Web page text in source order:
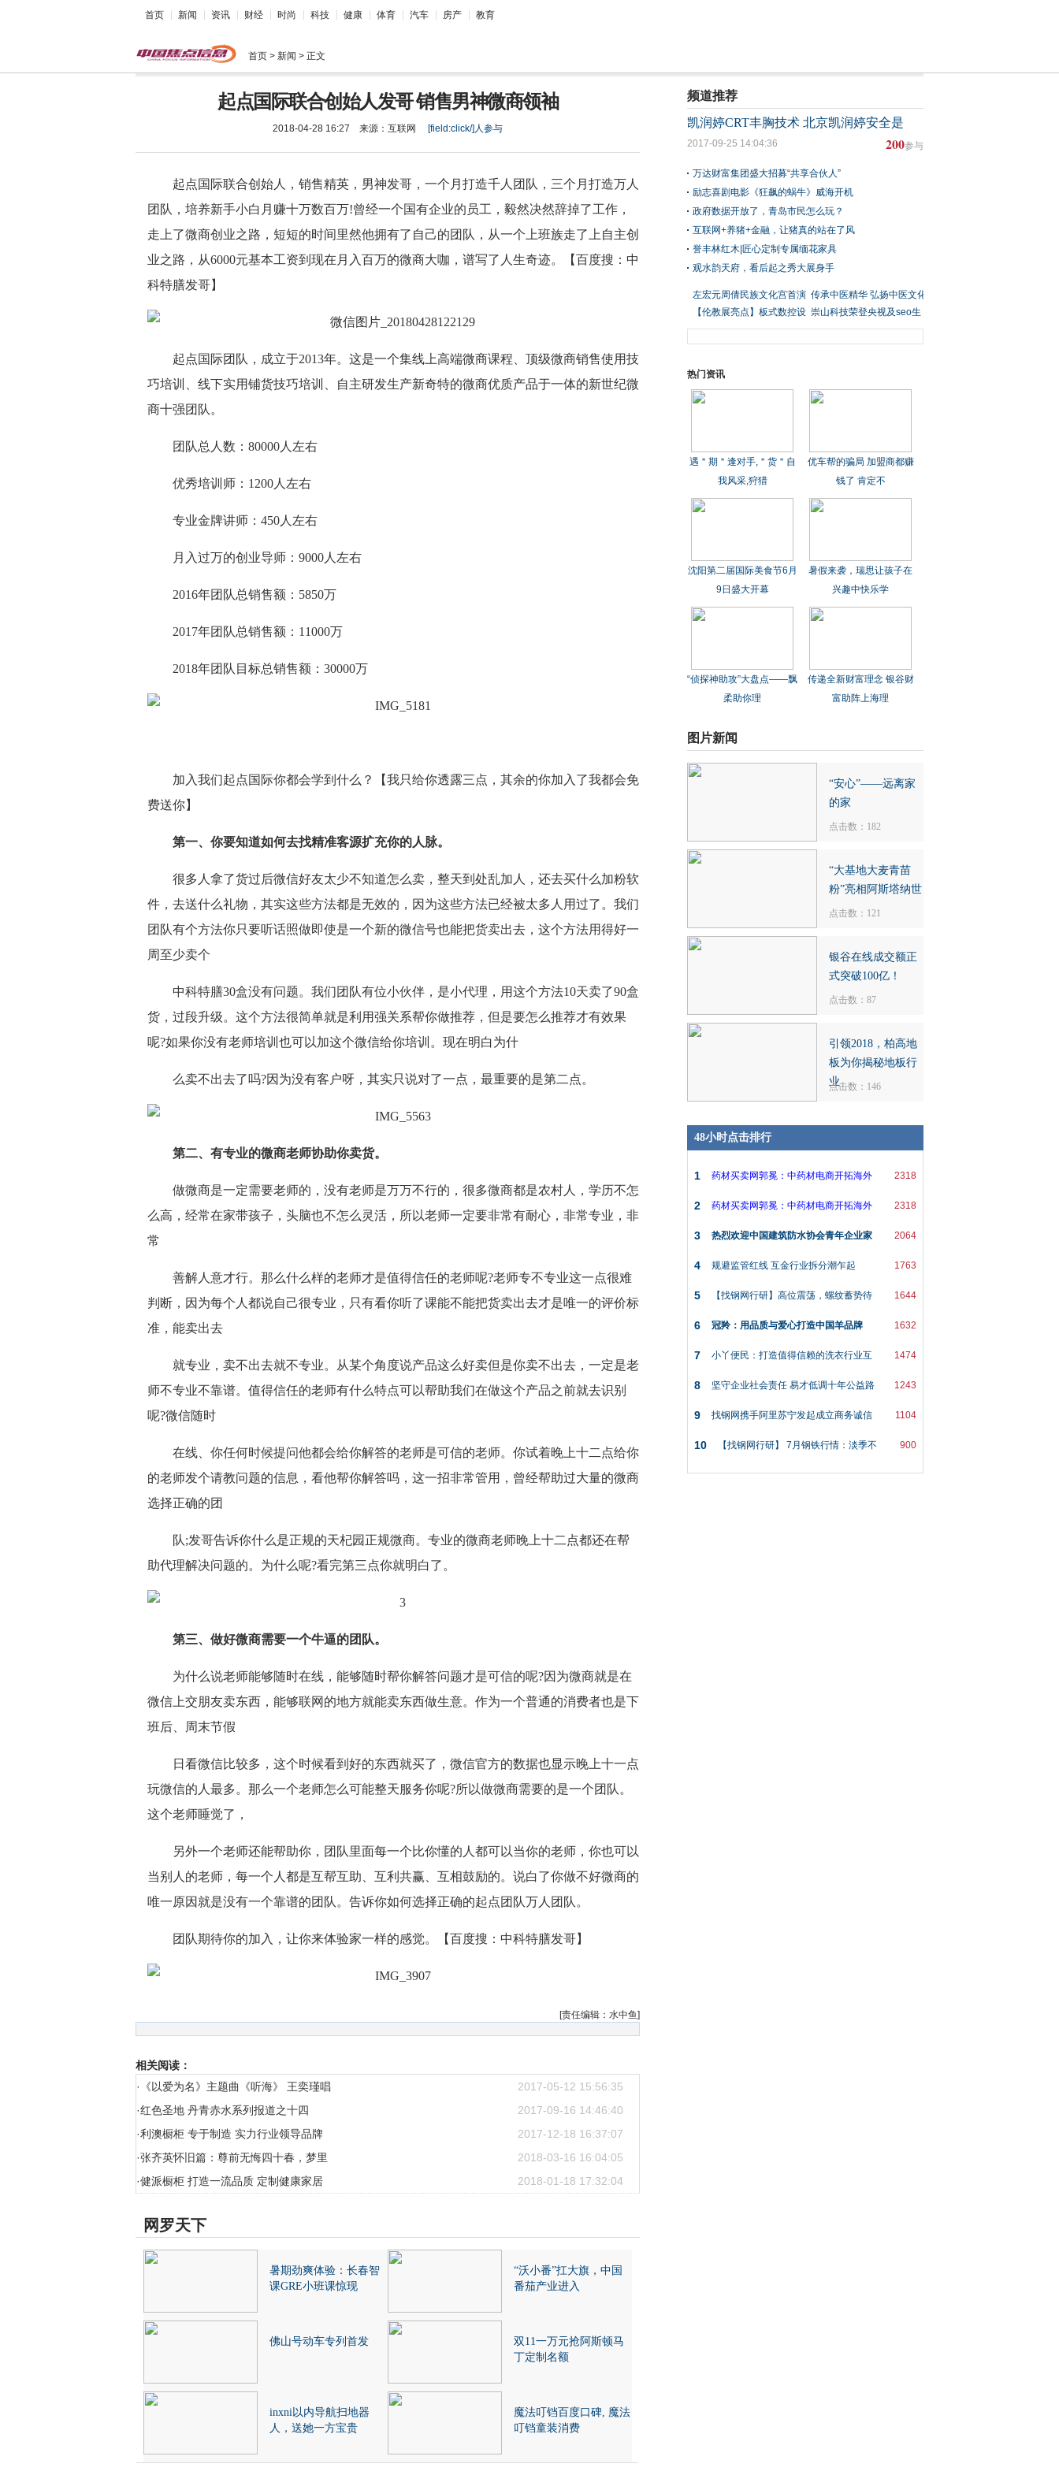
首页 新闻 资讯 财经 时尚 科技 健康 体育 汽车 房产 教育
首页 > 新闻 > 正文
起点国际联合创始人发哥 销售男神微商领袖
2018-04-28 16:27 来源： 互联网 [field:click/] 人参与
起点国际联合创始人，销售精英，男神发哥，一个月打造千人团队，三个月打造万人
团队，培养新手小白月赚十万数百万!曾经一个国有企业的员工，毅然决然辞掉了工作，
走上了微商创业之路，短短的时间里然他拥有了自己的团队，从一个上班族走了上自主创
业之路，从6000元基本工资到现在月入百万的微商大咖，谱写了人生奇迹。【百度搜：中
科特膳发哥】
起点国际团队，成立于2013年。这是一个集线上高端微商课程、顶级微商销售使用技
巧培训、线下实用铺货技巧培训、自主研发生产新奇特的微商优质产品于一体的新世纪微
商十强团队。
团队总人数：80000人左右
优秀培训师：1200人左右
专业金牌讲师：450人左右
月入过万的创业导师：9000人左右
2016年团队总销售额：5850万
2017年团队总销售额：11000万
2018年团队目标总销售额：30000万
加入我们起点国际你都会学到什么？【我只给你透露三点，其余的你加入了我都会免
费送你】
第一、你要知道如何去找精准客源扩充你的人脉。
很多人拿了货过后微信好友太少不知道怎么卖，整天到处乱加人，还去买什么加粉软
件，去送什么礼物，其实这些方法都是无效的，因为这些方法已经被太多人用过了。我们
团队有个方法你只要听话照做即使是一个新的微信号也能把货卖出去，这个方法用得好一
周至少卖个
中科特膳30盒没有问题。我们团队有位小伙伴，是小代理，用这个方法10天卖了90盒
货，过段升级。这个方法很简单就是利用强关系帮你做推荐，但是要怎么推荐才有效果
呢?如果你没有老师培训也可以加这个微信给你培训。现在明白为什
么卖不出去了吗?因为没有客户呀，其实只说对了一点，最重要的是第二点。
第二、有专业的微商老师协助你卖货。
做微商是一定需要老师的，没有老师是万万不行的，很多微商都是农村人，学历不怎
么高，经常在家带孩子，头脑也不怎么灵活，所以老师一定要非常有耐心，非常专业，非
常
善解人意才行。那么什么样的老师才是值得信任的老师呢?老师专不专业这一点很难
判断，因为每个人都说自己很专业，只有看你听了课能不能把货卖出去才是唯一的评价标
准，能卖出去
就专业，卖不出去就不专业。从某个角度说产品这么好卖但是你卖不出去，一定是老
师不专业不靠谱。值得信任的老师有什么特点可以帮助我们在做这个产品之前就去识别
呢?微信随时
在线、你任何时候提问他都会给你解答的老师是可信的老师。你试着晚上十二点给你
的老师发个请教问题的信息，看他帮你解答吗，这一招非常管用，曾经帮助过大量的微商
选择正确的团
队;发哥告诉你什么是正规的天杞园正规微商。专业的微商老师晚上十二点都还在帮
助代理解决问题的。为什么呢?看完第三点你就明白了。
第三、做好微商需要一个牛逼的团队。
为什么说老师能够随时在线，能够随时帮你解答问题才是可信的呢?因为微商就是在
微信上交朋友卖东西，能够联网的地方就能卖东西做生意。作为一个普通的消费者也是下
班后、周末节假
日看微信比较多，这个时候看到好的东西就买了，微信官方的数据也显示晚上十一点
玩微信的人最多。那么一个老师怎么可能整天服务你呢?所以做微商需要的是一个团队。
这个老师睡觉了，
另外一个老师还能帮助你，团队里面每一个比你懂的人都可以当你的老师，你也可以
当别人的老师，每一个人都是互帮互助、互利共赢、互相鼓励的。说白了你做不好微商的
唯一原因就是没有一个靠谱的团队。告诉你如何选择正确的起点团队万人团队。
团队期待你的加入，让你来体验家一样的感觉。【百度搜：中科特膳发哥】
[责任编辑：水中鱼]
相关阅读：
·
《以爱为名》主题曲《听海》 王奕瑾唱
2017-05-12 15:56:35
·红色圣地 丹青赤水系列报道之十四
2017-09-16 14:46:40
·利澳橱柜 专于制造 实力行业领导品牌
2017-12-18 16:37:07
·张齐英怀旧篇：尊前无悔四十春，梦里
2018-03-16 16:04:05
·健派橱柜 打造一流品质 定制健康家居 2018-01-18 17:32:04
网罗天下
暑期劲爽体验：长春智
课GRE小班课惊现
“沃小番”扛大旗，中国
番茄产业进入
佛山号动车专列首发
双11一万元抢阿斯顿马
丁定制名额
inxni以内导航扫地器
人，送她一方宝贵
魔法叮铛百度口碑, 魔法
叮铛童装消费
频道推荐
凯润婷CRT丰胸技术 北京凯润婷安全是
200参与
2017-09-25 14:04:36
万达财富集团盛大招募“共享合伙人”
励志喜剧电影《狂飙的蜗牛》威海开机
政府数据开放了，青岛市民怎么玩？
互联网+养猪+金融，让猪真的站在了风
誉丰林红木|匠心定制专属缅花家具
观水韵天府，看后起之秀大展身手
左宏元周倩民族文化宫首演
原创经典歌
传承中医精华 弘扬中医文化
——中医
【伦教展亮点】板式数控设
备厂如何选
崇山科技荣登央视及seo生
态圈的简介
热门资讯
遇＂期＂逢对手,＂货＂自
我风采,狩猎
优车帮的骗局 加盟商都赚
钱了 肯定不
沈阳第二届国际美食节6月
9日盛大开幕
暑假来袭，瑞思让孩子在
兴趣中快乐学
“侦探神助攻”大盘点——飘
柔助你理
传递全新财富理念 银谷财
富助阵上海理
图片新闻
“安心”——远离家
的家
点击数：182
“大基地大麦青苗
粉”亮相阿斯塔纳世
点击数：121
银谷在线成交额正
式突破100亿！
点击数：87
引领2018，柏高地
板为你揭秘地板行
业
点击数：146
48小时点击排行
2318
1 药材买卖网郭冕：中药材电商开拓海外
2318
2 药材买卖网郭冕：中药材电商开拓海外
2064
3 热烈欢迎中国建筑防水协会青年企业家
1763
4 规避监管红线 互金行业拆分潮乍起
1644
5 【找钢网行研】高位震荡，螺纹蓄势待
1632
6 冠羚：用品质与爱心打造中国羊品牌
1474
7 小丫便民：打造值得信赖的洗衣行业互
1243
8 坚守企业社会责任 易才低调十年公益路
1104
9 找钢网携手阿里苏宁发起成立商务诚信
900
10 【找钢网行研】 7月钢铁行情：淡季不